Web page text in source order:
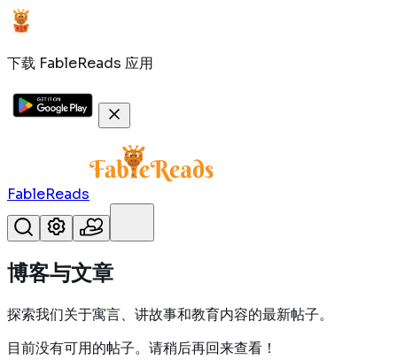
下载 FableReads 应用
FableReads
博客与文章
探索我们关于寓言、讲故事和教育内容的最新帖子。
目前没有可用的帖子。请稍后再回来查看！